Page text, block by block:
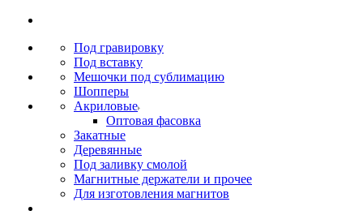
Под гравировку
Под вставку
Мешочки под сублимацию
Шопперы
Акриловые
Оптовая фасовка
Закатные
Деревянные
Под заливку смолой
Магнитные держатели и прочее
Для изготовления магнитов